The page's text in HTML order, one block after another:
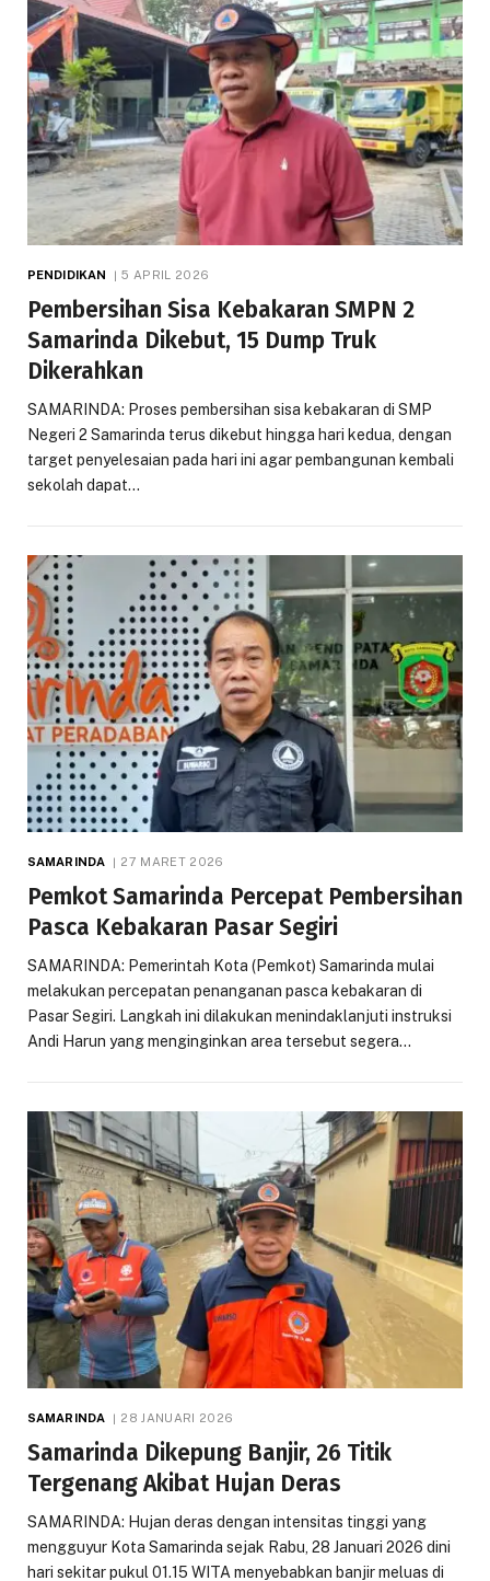
PENDIDIKAN 5 APRIL 2026
Pembersihan Sisa Kebakaran SMPN 2
Samarinda Dikebut, 15 Dump Truk
Dikerahkan
SAMARINDA: Proses pembersihan sisa kebakaran di SMP
Negeri 2 Samarinda terus dikebut hingga hari kedua, dengan
target penyelesaian pada hari ini agar pembangunan kembali
sekolah dapat…
SAMARINDA 27 MARET 2026
Pemkot Samarinda Percepat Pembersihan
Pasca Kebakaran Pasar Segiri
SAMARINDA: Pemerintah Kota (Pemkot) Samarinda mulai
melakukan percepatan penanganan pasca kebakaran di
Pasar Segiri. Langkah ini dilakukan menindaklanjuti instruksi
Andi Harun yang menginginkan area tersebut segera…
SAMARINDA 28 JANUARI 2026
Samarinda Dikepung Banjir, 26 Titik
Tergenang Akibat Hujan Deras
SAMARINDA: Hujan deras dengan intensitas tinggi yang
mengguyur Kota Samarinda sejak Rabu, 28 Januari 2026 dini
hari sekitar pukul 01.15 WITA menyebabkan banjir meluas di